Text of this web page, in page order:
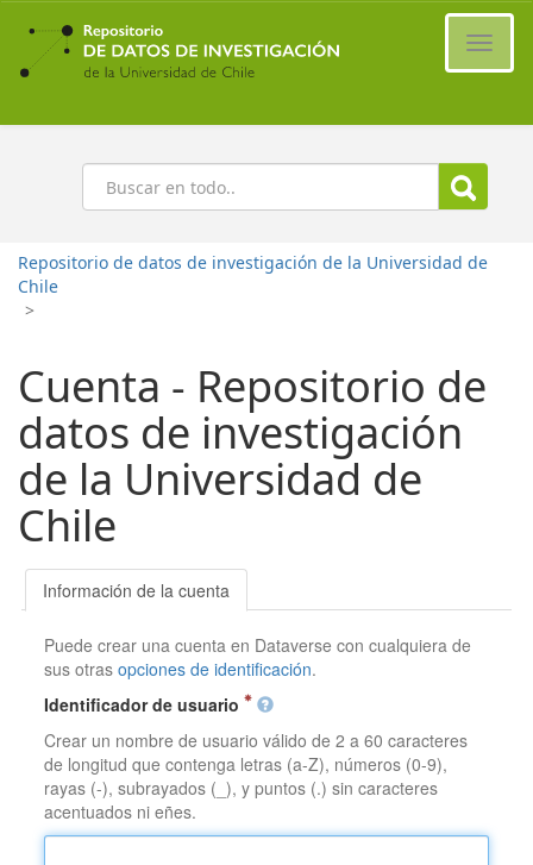
Ir
contenido
principal
Buscar
Repositorio de datos de investigación de la Universidad de
Chile
>
Cuenta - Repositorio de
datos de investigación
de la Universidad de
Chile
Información de la cuenta
Puede crear una cuenta en Dataverse con cualquiera de
sus otrasopciones de identificación.
Identificador de usuario
Crear un nombre de usuario válido de 2 a 60 caracteres
de longitud que contenga letras (a-Z), números (0-9),
rayas (-), subrayados (_), y puntos (.) sin caracteres
acentuados ni eñes.